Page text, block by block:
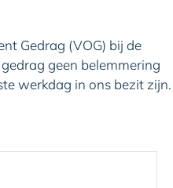
Gedrag (VOG) bij de
geen belemmering
werkdag in ons bezit zijn.